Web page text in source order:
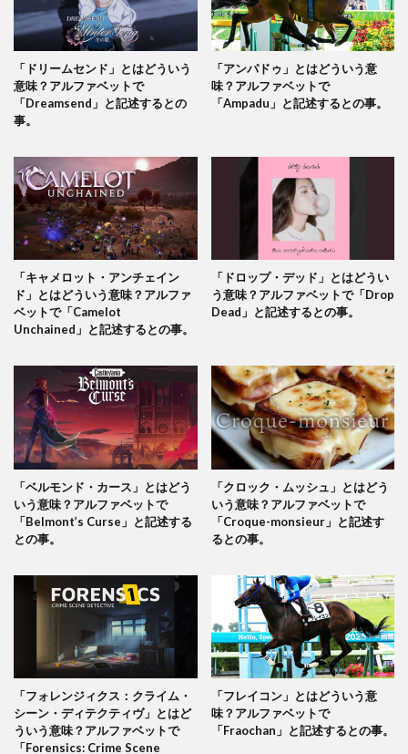
「ドリームセンド」とはどういう
意味？アルファベットで
「Dreamsend」と記述するとの
事。
「アンパドゥ」とはどういう意
味？アルファベットで
「Ampadu」と記述するとの事。
「キャメロット・アンチェイン
ド」とはどういう意味？アルファ
ベットで「Camelot
Unchained」と記述するとの事。
「ドロップ・デッド」とはどうい
う意味？アルファベットで「Drop
Dead」と記述するとの事。
「ベルモンド・カース」とはどう
いう意味？アルファベットで
「Belmont’s Curse」と記述する
との事。
「クロック・ムッシュ」とはどう
いう意味？アルファベットで
「Croque-monsieur」と記述す
るとの事。
「フォレンジィクス：クライム・
シーン・ディテクティヴ」とはど
ういう意味？アルファベットで
「Forensics: Crime Scene
「フレイコン」とはどういう意
味？アルファベットで
「Fraochan」と記述するとの事。